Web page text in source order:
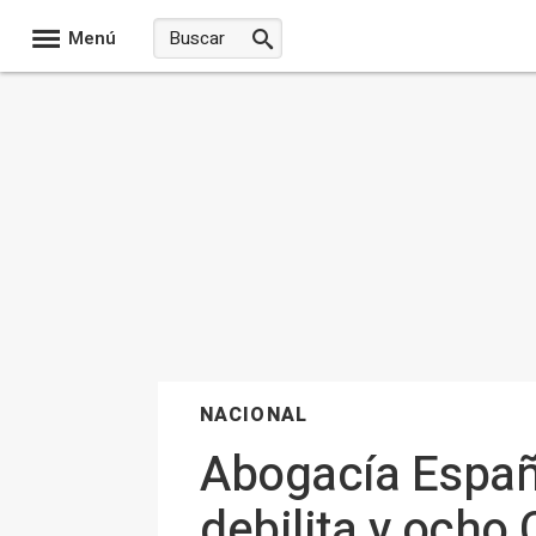
Menú
NACIONAL
Abogacía